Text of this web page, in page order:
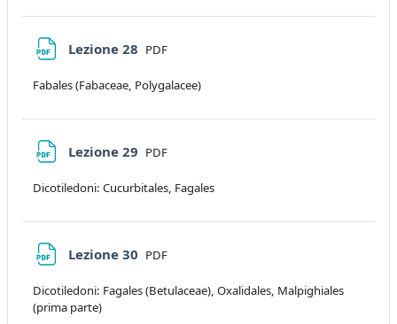
Lezione 28 File
PDF
Fabales (Fabaceae, Polygalacee)
Lezione 29 File
PDF
Dicotiledoni: Cucurbitales, Fagales
Lezione 30 File
PDF
Dicotiledoni: Fagales (Betulaceae), Oxalidales, Malpighiales
(prima parte)